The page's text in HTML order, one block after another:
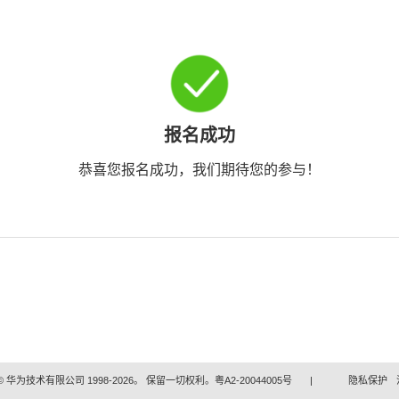
报名成功
恭喜您报名成功，我们期待您的参与！
华为技术有限公司 1998-2026。 保留一切权利。粤A2-20044005号 | 隐私保护